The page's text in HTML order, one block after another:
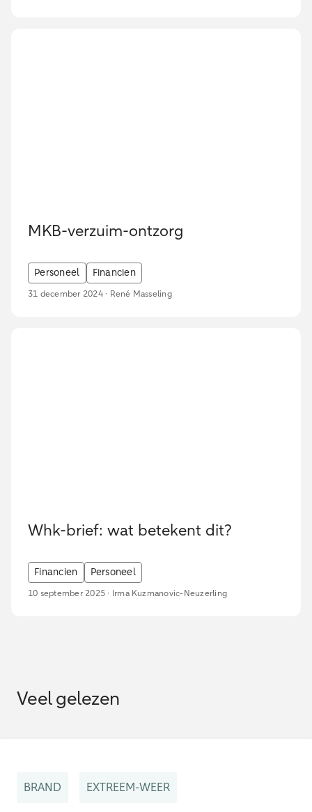
MKB-verzuim-ontzorg
Personeel Financien
31 december 2024 · René Masseling
Whk-brief: wat betekent dit?
Financien Personeel
10 september 2025 · Irma Kuzmanovic-Neuzerling
Veel gelezen
BRAND EXTREEM-WEER